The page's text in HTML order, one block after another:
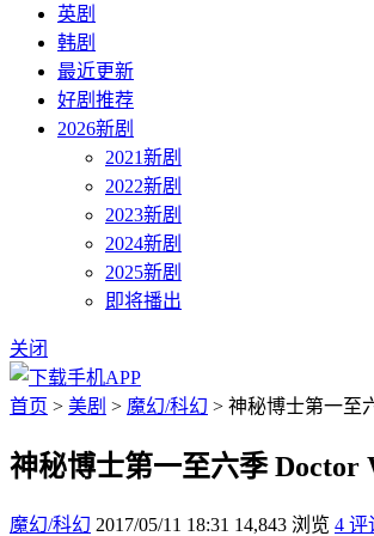
英剧
韩剧
最近更新
好剧推荐
2026新剧
2021新剧
2022新剧
2023新剧
2024新剧
2025新剧
即将播出
关闭
首页 > 美剧 > 魔幻/科幻 > 神秘博士第一至
神秘博士第一至六季 Doctor
魔幻/科幻 2017/05/11 18:31 14,843 浏览 4 评